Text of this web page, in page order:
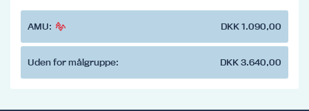
AMU: DKK 1.090,00
Uden for målgruppe: DKK 3.640,00